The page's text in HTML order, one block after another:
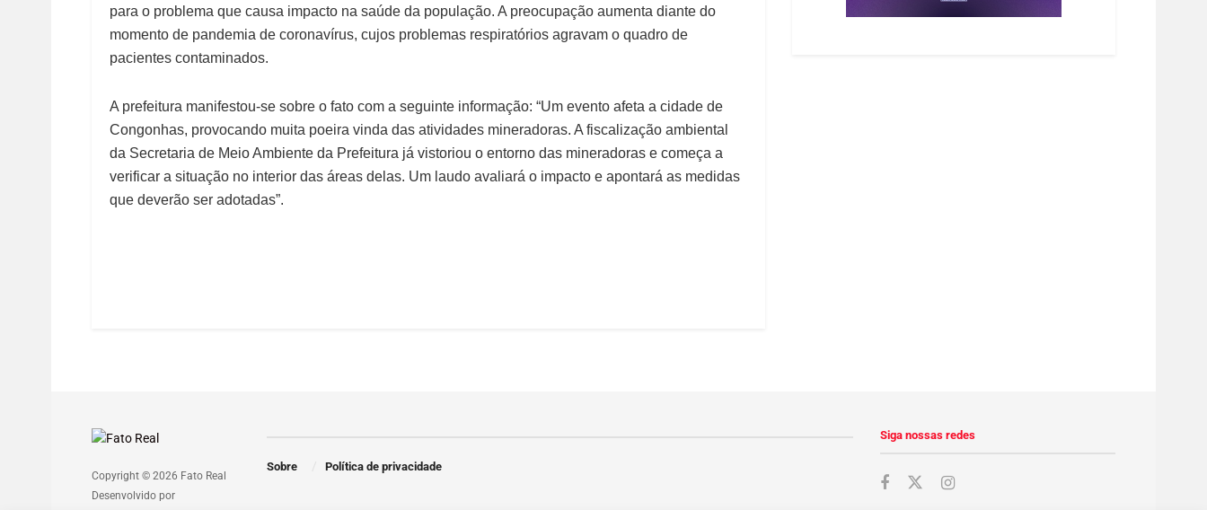
para o problema que causa impacto na saúde da população. A preocupação aumenta diante do
momento de pandemia de coronavírus, cujos problemas respiratórios agravam o quadro de
pacientes contaminados.
A prefeitura manifestou-se sobre o fato com a seguinte informação: “Um evento afeta a cidade de
Congonhas, provocando muita poeira vinda das atividades mineradoras. A fiscalização ambiental
da Secretaria de Meio Ambiente da Prefeitura já vistoriou o entorno das mineradoras e começa a
verificar a situação no interior das áreas delas. Um laudo avaliará o impacto e apontará as medidas
que deverão ser adotadas”.
Copyright © 2026 Fato Real
Desenvolvido por
Sobre Política de privacidade
Siga nossas redes